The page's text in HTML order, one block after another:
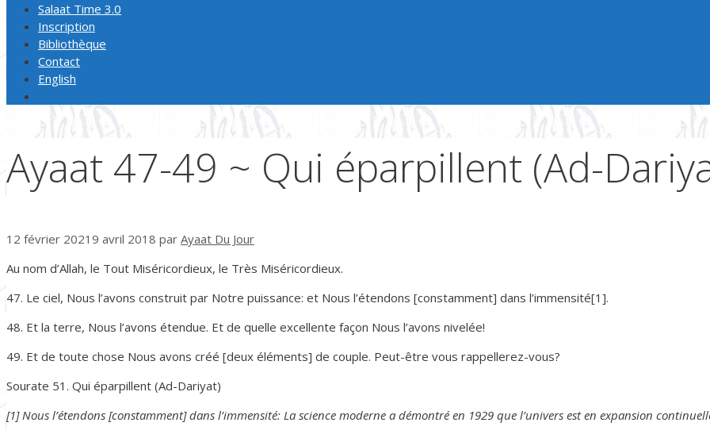
Salaat Time 3.0
Inscription
Bibliothèque
Contact
English
Ayaat 47-49 ~ Qui éparpillent (Ad-
12 février 2021 9 avril 2018 par Ayaat Du Jour
Au nom d’Allah, le Tout Miséricordieux, le Très Miséricordieux.
47. Le ciel, Nous l’avons construit par Notre puissance: et Nous l’étendons [constamment] dans l’immensité[1].
48. Et la terre, Nous l’avons étendue. Et de quelle excellente façon Nous l’avons nivelée!
49. Et de toute chose Nous avons créé [deux éléments] de couple. Peut-être vous rappellerez-vous?
Sourate 51. Qui éparpillent (Ad-Dariyat)
[1] Nous l’étendons [constamment] dans l’immensité: La science moderne a démontré en 1929 que l’univers est en expansion